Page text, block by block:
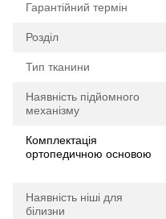
Гарантійний термін
Розділ
Тип тканини
Наявність підйомного
механізму
Комплектація
ортопедичною основою
Наявність ніші для
білизни